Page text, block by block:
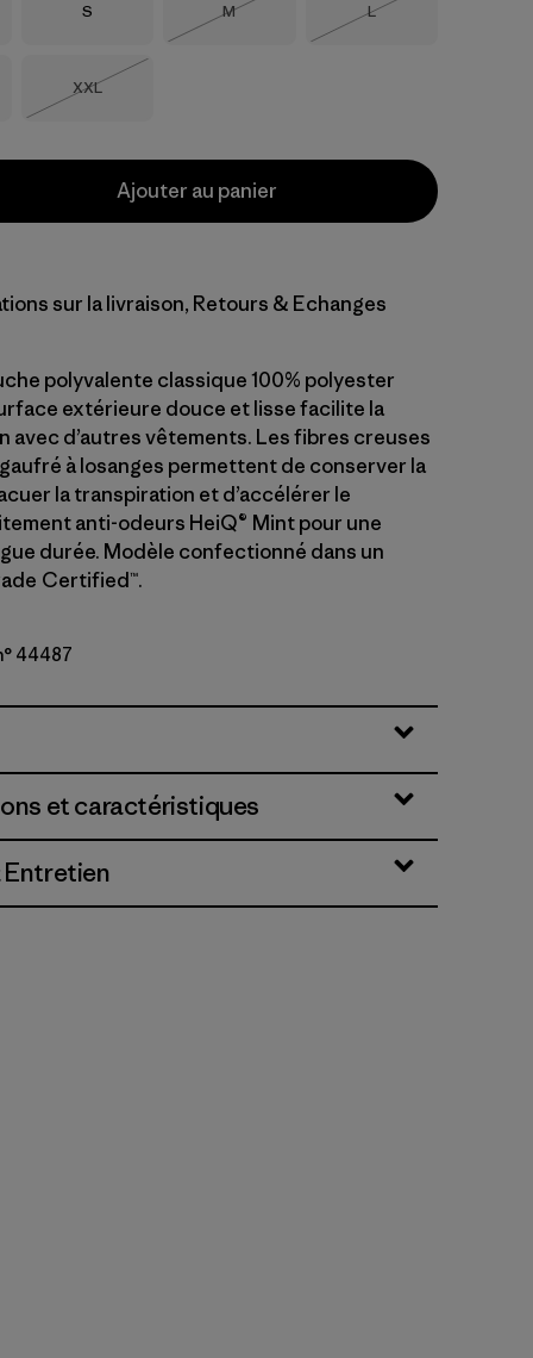
Taille
S Taille
M
Taille
L
Taille
XXL
Ajouter au panier
sur la livraison, Retours & Echanges
polyvalente classique 100% polyester
extérieure douce et lisse facilite la
avec d’autres vêtements. Les fibres creuses
à losanges permettent de conserver la
la transpiration et d’accélérer le
anti-odeurs HeiQ® Mint pour une
durée. Modèle confectionné dans un
Certified™.
44487
et caractéristiques
Entretien